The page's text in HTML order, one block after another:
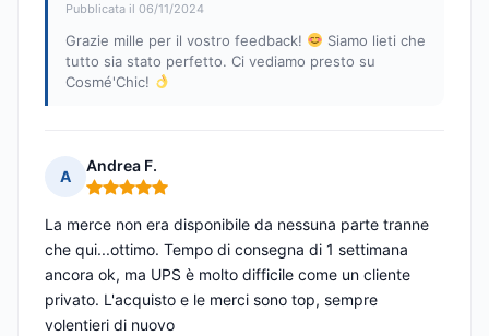
Pubblicata il 06/11/2024
Grazie mille per il vostro feedback!
Siamo lieti che
tutto sia stato perfetto. Ci vediamo presto su
Cosmé'Chic!
A
Andrea F.
Nota: 5 su 5
La merce non era disponibile da nessuna parte tranne
che qui...ottimo. Tempo di consegna di 1 settimana
ancora ok, ma UPS è molto difficile come un cliente
privato. L'acquisto e le merci sono top, sempre
volentieri di nuovo